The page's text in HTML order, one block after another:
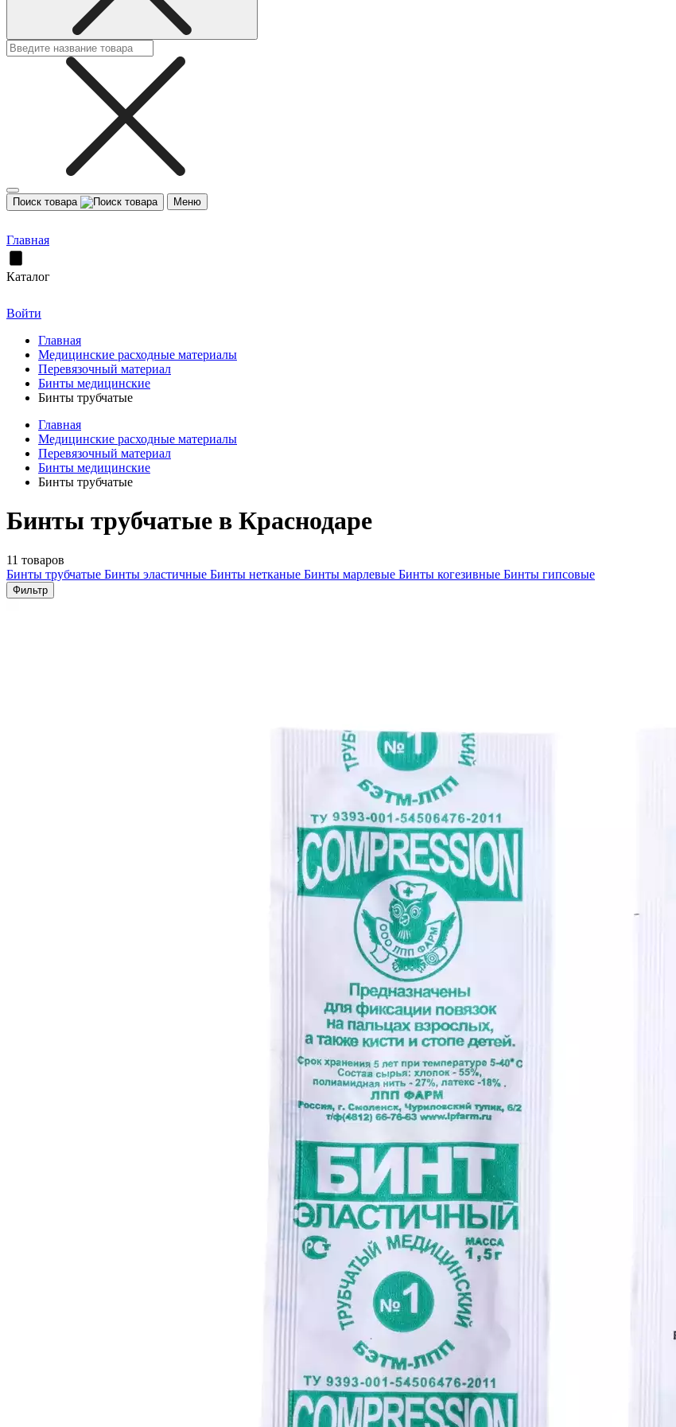
Поиск товара Меню
Главная
Каталог
Войти
Главная
Медицинские расходные материалы
Перевязочный материал
Бинты медицинские
Бинты трубчатые
Главная
Медицинские расходные материалы
Перевязочный материал
Бинты медицинские
Бинты трубчатые
Бинты трубчатые в Краснодаре
11 товаров
Бинты трубчатые Бинты эластичные Бинты нетканые Бинты марлевые Бинты когезивные Бинты гипсовые
Фильтр